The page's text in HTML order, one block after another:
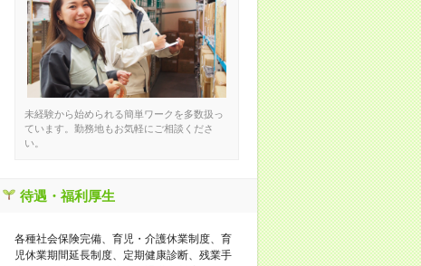
未経験から始められる簡単ワークを多数扱っ
ています。勤務地もお気軽にご相談くださ
い。
待遇・福利厚生
各種社会保険完備、育児・介護休業制度、育
児休業期間延長制度、定期健康診断、残業手